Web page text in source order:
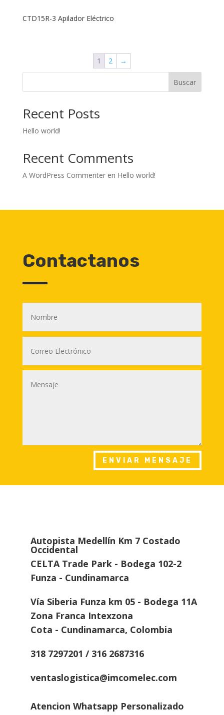
CTD15R-3 Apilador Eléctrico
1 2 →
Buscar
Recent Posts
Hello world!
Recent Comments
A WordPress Commenteren Hello world!
Contactanos
ENVIAR MENSAJE
Autopista Medellín Km 7 Costado
Occidental
CELTA Trade Park - Bodega 102-2
Funza - Cundinamarca
Vía Siberia Funza km 05 - Bodega 11A
Zona Franca Intexzona
Cota - Cundinamarca, Colombia
318 7297201 / 316 2687316
ventaslogistica@imcomelec.com
Atencion Whatsapp Personalizado